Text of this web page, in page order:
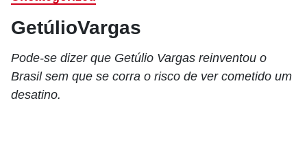
GetúlioVargas
Pode-se dizer que Getúlio Vargas reinventou o
Brasil sem que se corra o risco de ver cometido um
desatino.